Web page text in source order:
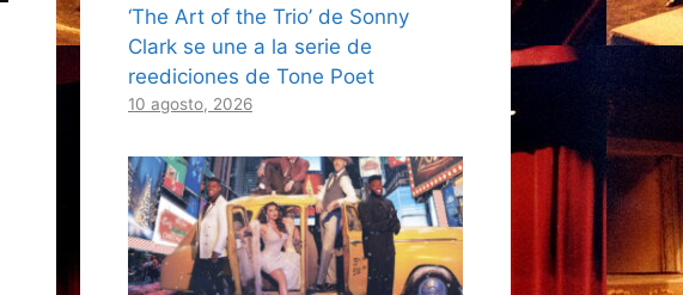
‘The Art of the Trio’ de Sonny
Clark se une a la serie de
reediciones de Tone Poet
10 agosto, 2026